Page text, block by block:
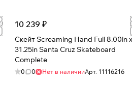
10 239 ₽
Скейт Screaming Hand Full 8.00in x
31.25in Santa Cruz Skateboard
Complete
0 0 Нет в наличииАрт. 11116216